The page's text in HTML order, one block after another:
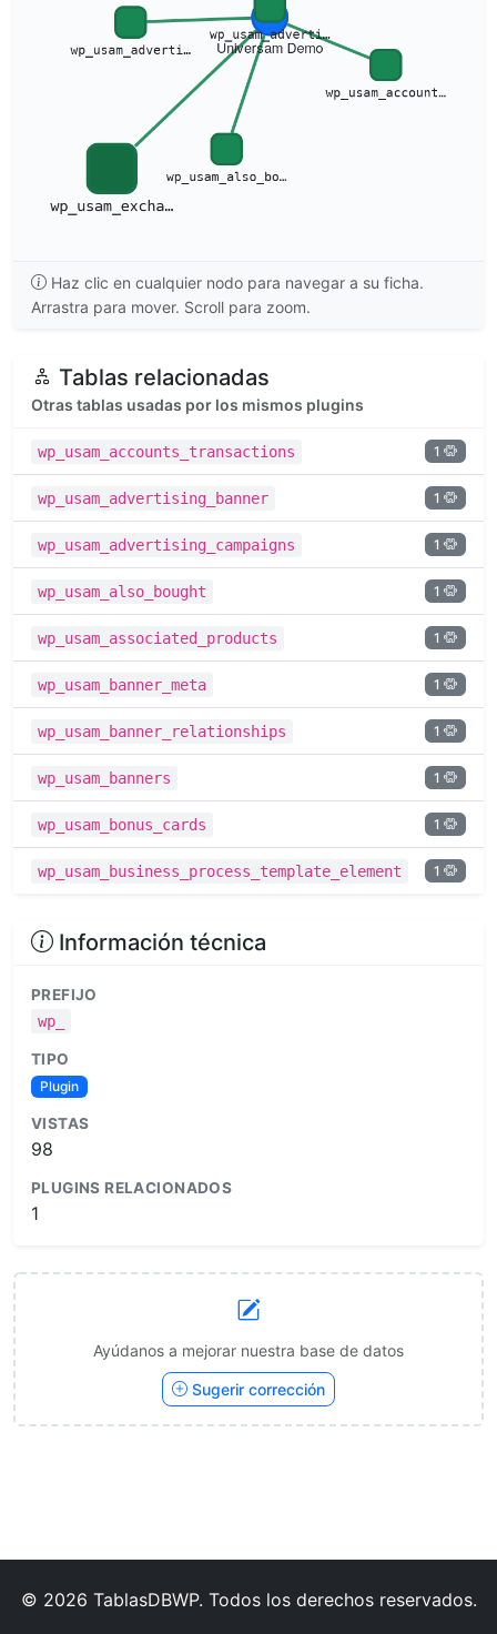
Haz clic en cualquier nodo para navegar a su ficha.
Arrastra para mover. Scroll para zoom.
Tablas relacionadas
Otras tablas usadas por los mismos plugins
wp_usam_accounts_transactions 1
wp_usam_advertising_banner 1
wp_usam_advertising_campaigns 1
wp_usam_also_bought 1
wp_usam_associated_products 1
wp_usam_banner_meta 1
wp_usam_banner_relationships 1
wp_usam_banners 1
wp_usam_bonus_cards 1
wp_usam_business_process_template_element 1
Información técnica
PREFIJO
wp_
TIPO
Plugin
VISTAS
98
PLUGINS RELACIONADOS
1
Ayúdanos a mejorar nuestra base de datos
Sugerir corrección
© 2026 TablasDBWP. Todos los derechos reservados.